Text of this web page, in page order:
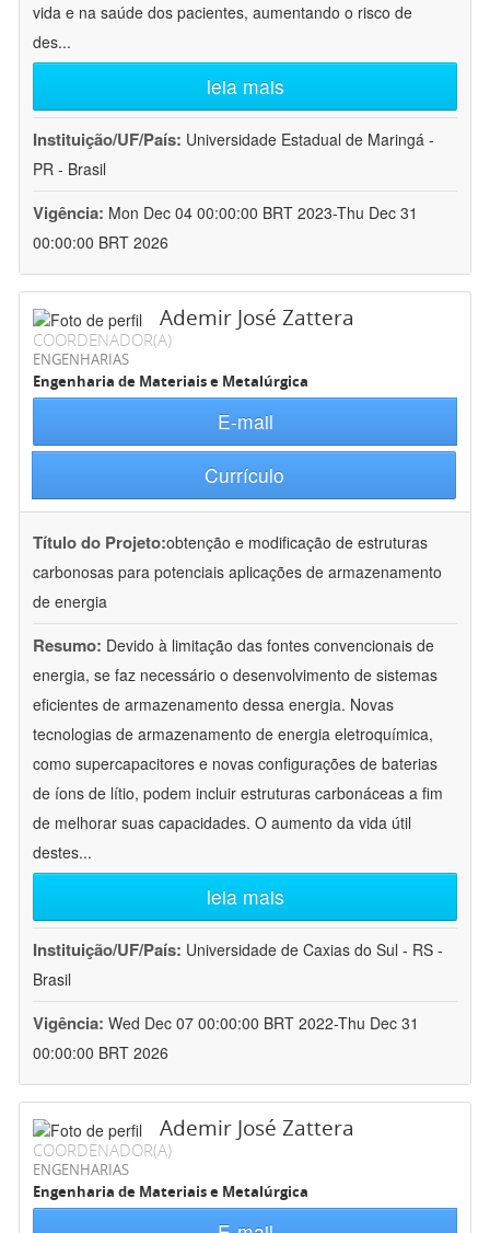
vida e na saúde dos pacientes, aumentando o risco de
des...
leia mais
Instituição/UF/País: Universidade Estadual de Maringá -
PR - Brasil
Vigência: Mon Dec 04 00:00:00 BRT 2023-Thu Dec 31
00:00:00 BRT 2026
Ademir José Zattera
COORDENADOR(A)
ENGENHARIAS
Engenharia de Materiais e Metalúrgica
E-mail
Currículo
Título do Projeto:obtenção e modificação de estruturas
carbonosas para potenciais aplicações de armazenamento
de energia
Resumo: Devido à limitação das fontes convencionais de
energia, se faz necessário o desenvolvimento de sistemas
eficientes de armazenamento dessa energia. Novas
tecnologias de armazenamento de energia eletroquímica,
como supercapacitores e novas configurações de baterias
de íons de lítio, podem incluir estruturas carbonáceas a fim
de melhorar suas capacidades. O aumento da vida útil
destes...
leia mais
Instituição/UF/País: Universidade de Caxias do Sul - RS -
Brasil
Vigência: Wed Dec 07 00:00:00 BRT 2022-Thu Dec 31
00:00:00 BRT 2026
Ademir José Zattera
COORDENADOR(A)
ENGENHARIAS
Engenharia de Materiais e Metalúrgica